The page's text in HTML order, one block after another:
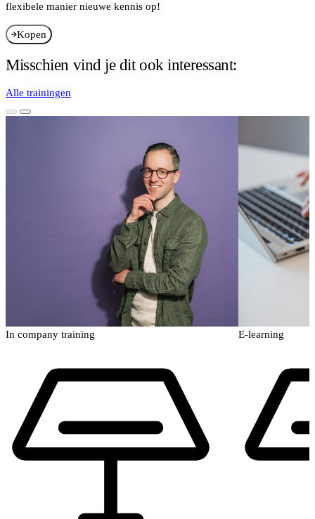
flexibele manier nieuwe kennis op!
Kopen
Misschien vind je dit ook interessant:
Alle trainingen
In company training E-learning